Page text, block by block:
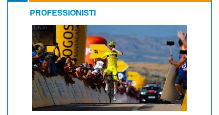
PROFESSIONISTI